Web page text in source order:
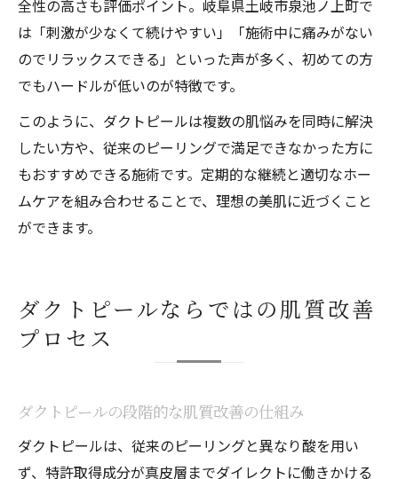
全性の高さも評価ポイント。岐阜県土岐市泉池ノ上町で
は「刺激が少なくて続けやすい」「施術中に痛みがない
のでリラックスできる」といった声が多く、初めての方
でもハードルが低いのが特徴です。
このように、ダクトピールは複数の肌悩みを同時に解決
したい方や、従来のピーリングで満足できなかった方に
もおすすめできる施術です。定期的な継続と適切なホー
ムケアを組み合わせることで、理想の美肌に近づくこと
ができます。
ダクトピールならではの肌質改善
プロセス
ダクトピールの段階的な肌質改善の仕組み
ダクトピールは、従来のピーリングと異なり酸を用い
ず、特許取得成分が真皮層までダイレクトに働きかける